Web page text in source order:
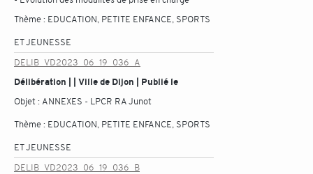
Thème : EDUCATION, PETITE ENFANCE, SPORTS
ET JEUNESSE
DELIB_VD2023_06_19_036_A
Délibération | | Ville de Dijon | Publié le
Objet : ANNEXES - LPCR RA Junot
Thème : EDUCATION, PETITE ENFANCE, SPORTS
ET JEUNESSE
DELIB_VD2023_06_19_036_B